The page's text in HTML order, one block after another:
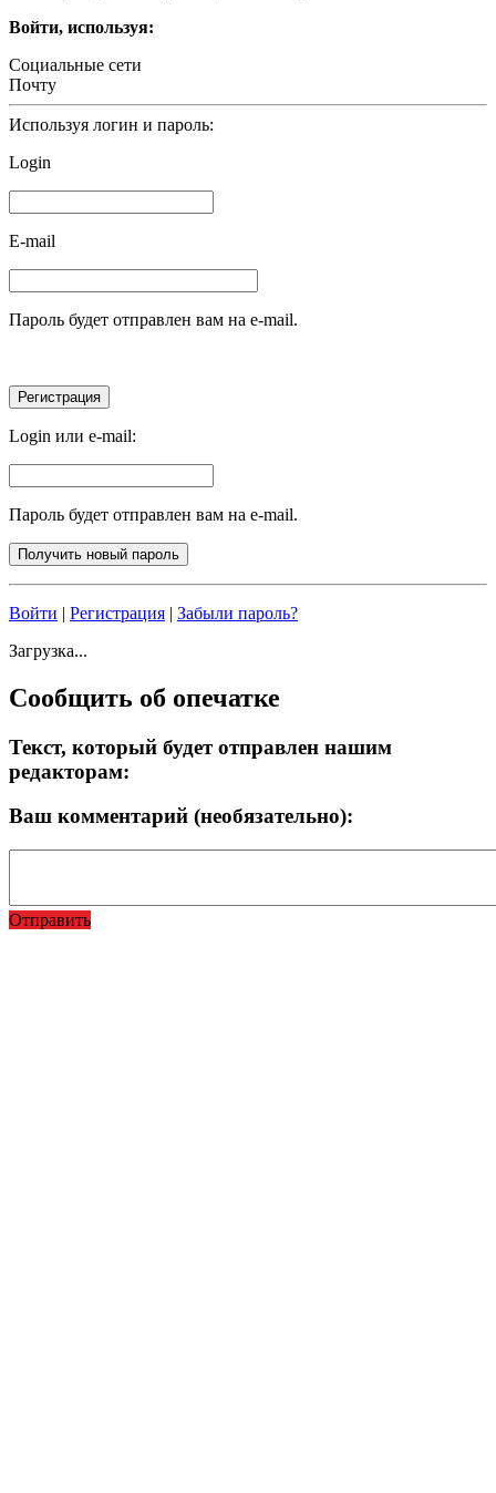
Войти, используя:
Социальные сети
Почту
Используя логин и пароль:
Login
E-mail
Пароль будет отправлен вам на e-mail.
Login или e-mail:
Пароль будет отправлен вам на e-mail.
Войти | Регистрация | Забыли пароль?
Загрузка...
Сообщить об опечатке
Текст, который будет отправлен нашим
редакторам:
Ваш комментарий (необязательно):
Отправить